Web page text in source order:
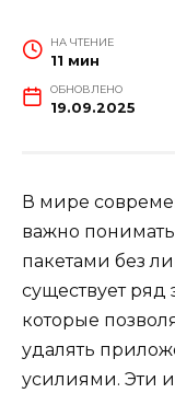
НА ЧТЕНИЕ
11 мин
ОБНОВЛЕНО
19.09.2025
В мире
важно
пакетами без
существует
которые
удалять
усилиями. Эти